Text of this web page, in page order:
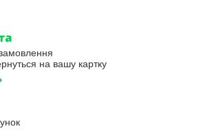
на вашу картку